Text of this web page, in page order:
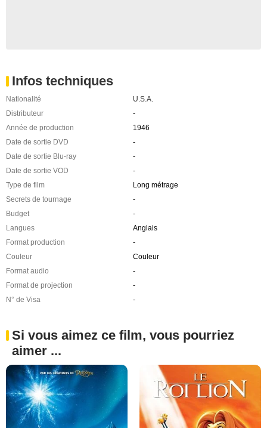
Infos techniques
Nationalité
U.S.A.
Distributeur
-
Année de production
1946
Date de sortie DVD
-
Date de sortie Blu-ray
-
Date de sortie VOD
-
Type de film
Long métrage
Secrets de tournage
-
Budget
-
Langues
Anglais
Format production
-
Couleur
Couleur
Format audio
-
Format de projection
-
N° de Visa
-
Si vous aimez ce film, vous pourriez
aimer ...